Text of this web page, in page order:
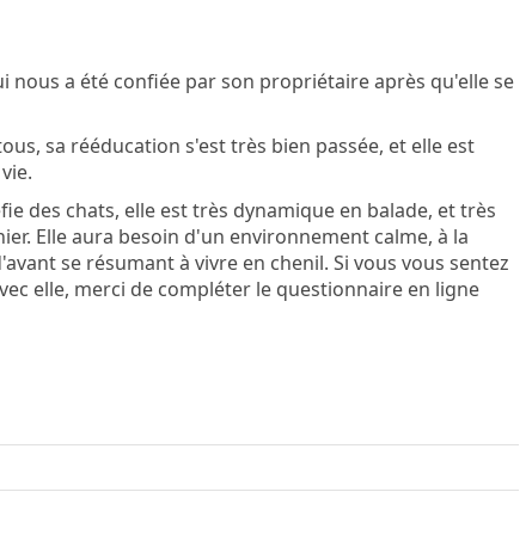
nous a été confiée par son propriétaire après qu'elle se
sa rééducation s'est très bien passée, et elle est
des chats, elle est très dynamique en balade, et très
Elle aura besoin d'un environnement calme, à la
se résumant à vivre en chenil. Si vous vous sentez
elle, merci de compléter le questionnaire en ligne